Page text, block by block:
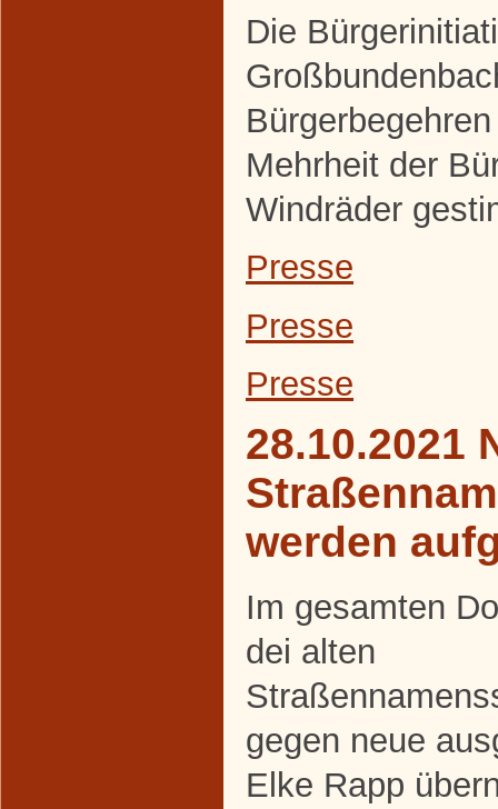
Die
Mehrheit der
Windräder
Presse
Presse
Presse
28.10.2021
werden
Im gesamten
dei alten
gegen neue
Elke Rapp